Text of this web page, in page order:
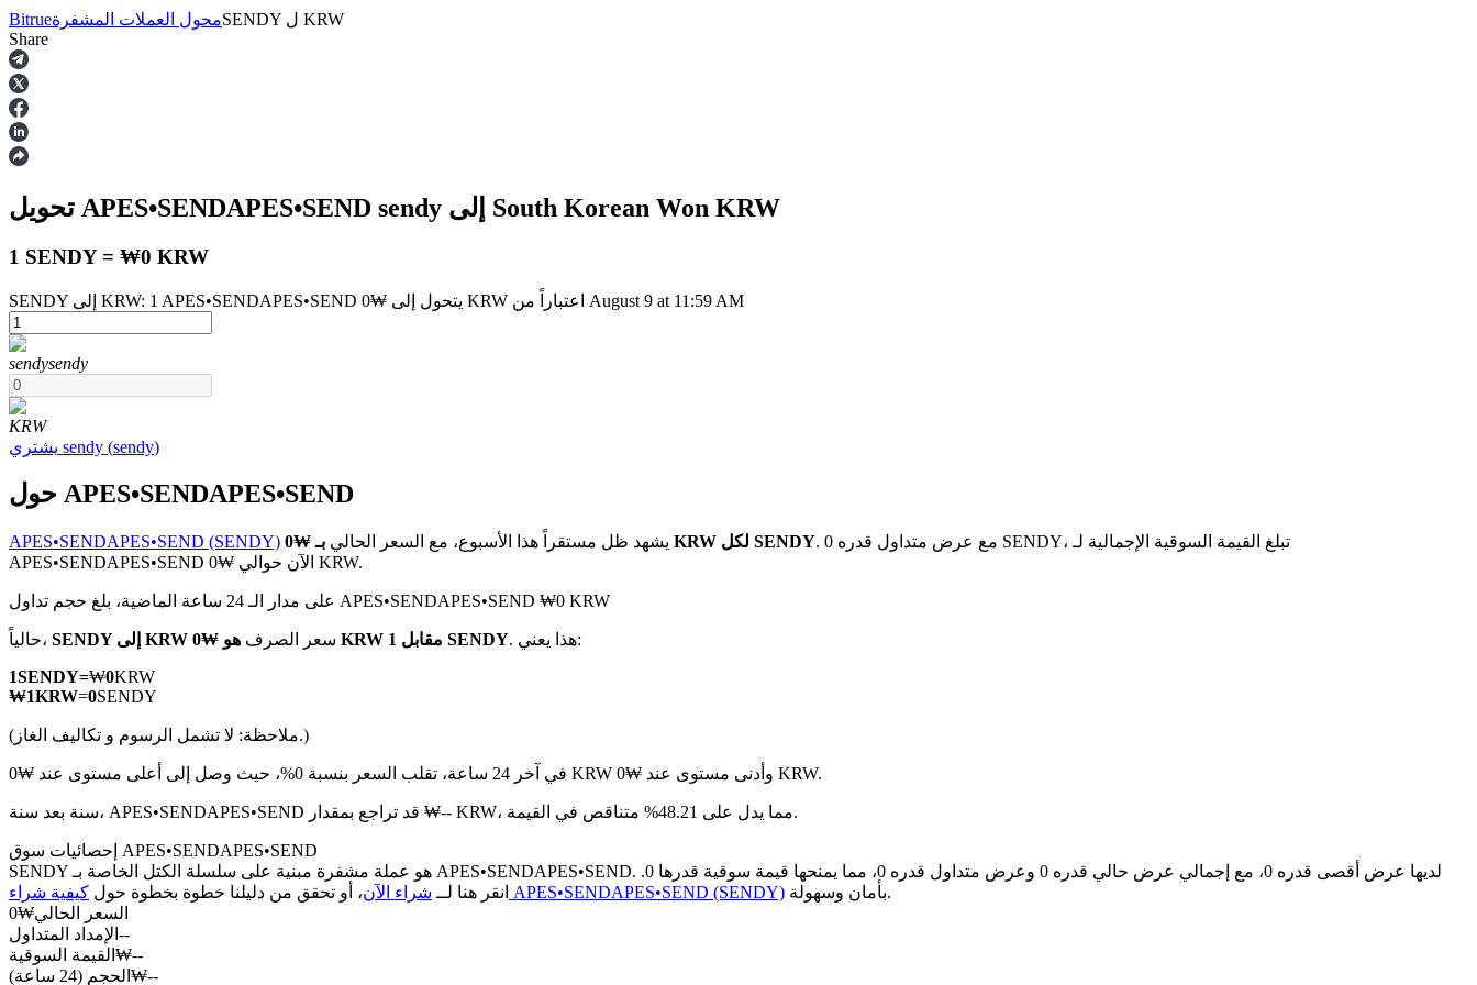
العقود الآجلة
العقود الآجلة USDT
العقود الآجلة لـ COIN-M
العقود الآجلة للعملات المشفرة
مشتقات الأسهم والعملات الأجنبية والمعادن الثمينة والسلع
Bitrueمحول العملات المشفرةSENDY ل KRW
Share
تحويل APES•SENDAPES•SEND sendy إلى South Korean Won KRW
1 SENDY = ₩0 KRW
SENDY إلى KRW: 1 APES•SENDAPES•SEND يتحول إلى ₩0 KRW اعتباراً من August 9 at 11:59 AM
sendysendy
KRW
يشتري sendy (sendy)
حول APES•SENDAPES•SEND
APES•SENDAPES•SEND (SENDY) يشهد ظل مستقراً هذا الأسبوع، مع السعر الحالي بـ ₩0 KRW لكل SENDY. مع عرض متداول قدره 0 SENDY، تبلغ القيمة السوقية الإجمالية لـ
APES•SENDAPES•SEND الآن حوالي ₩0 KRW.
على مدار الـ 24 ساعة الماضية، بلغ حجم تداول APES•SENDAPES•SEND ₩0 KRW
حالياً، SENDY إلى KRW سعر الصرف هو ₩0 KRW مقابل 1 SENDY
. هذا يعني:
1SENDY=₩0KRW
₩1KRW=0SENDY
(ملاحظة: لا تشمل الرسوم و تكاليف الغاز.)
في آخر 24 ساعة، تقلب السعر بنسبة 0%، حيث وصل إلى أعلى مستوى عند ₩0 KRW وأدنى مستوى عند ₩0 KRW.
سنة بعد سنة، APES•SENDAPES•SEND قد تراجع بمقدار ₩-- KRW، مما يدل على 48.21% متناقص في القيمة.
إحصائيات سوق APES•SENDAPES•SEND
SENDY هو عملة مشفرة مبنية على سلسلة الكتل الخاصة بـ APES•SENDAPES•SEND. لديها عرض أقصى قدره 0، مع إجمالي عرض حالي قدره 0 وعرض متداول قدره 0، مما يمنحها قيمة سوقية قدرها 0.
انقر هنا لــ شراء الآن، أو تحقق من دليلنا خطوة بخطوة حول كيفية شراء APES•SENDAPES•SEND (SENDY)
بأمان وسهولة.
السعر الحالي₩
0
الإمداد المتداول --
القيمة السوقية ₩--
الحجم (24 ساعة) ₩--